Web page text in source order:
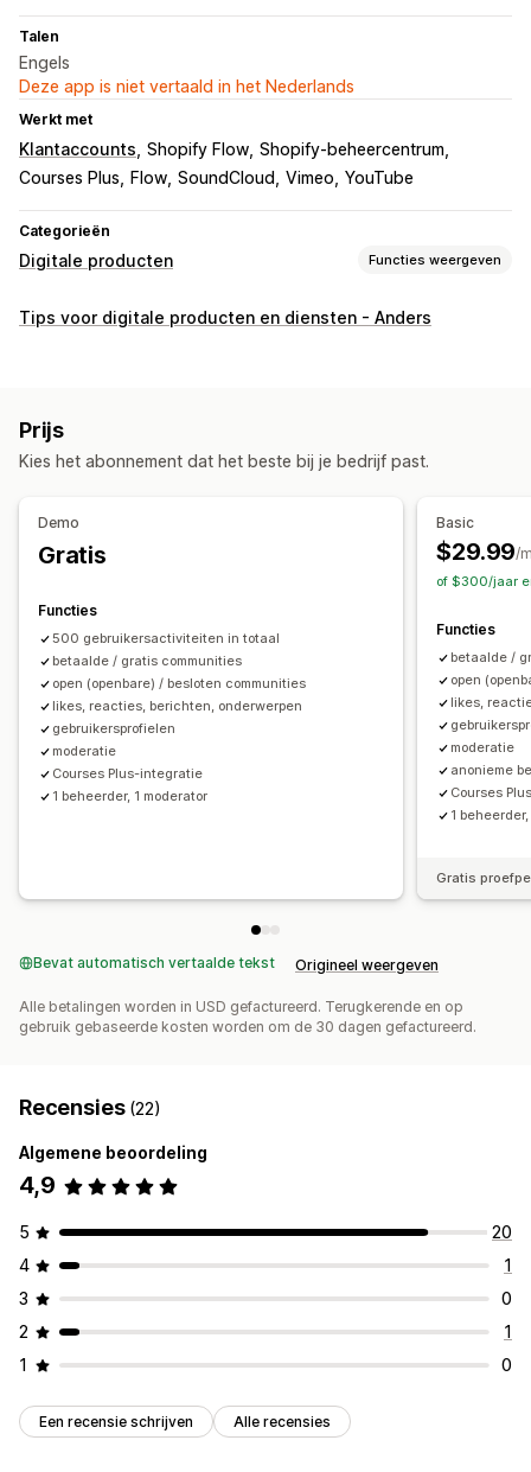
Talen
Engels
Deze app is niet vertaald in het Nederlands
Werkt met
Klantaccounts Shopify Flow Shopify-beheercentrum
Courses Plus
Flow SoundCloud Vimeo YouTube
Categorieën
Digitale producten Functies weergeven
Producttypes
Tips voor digitale producten en diensten - Anders
Prijs
Kies het abonnement dat het beste bij je bedrijf past.
Demo
Gratis
Functies
500 gebruikersactiviteiten in totaal
betaalde / gratis communities
open (openbare) / besloten communities
likes, reacties, berichten, onderwerpen
gebruikersprofielen
moderatie
Courses Plus-integratie
1 beheerder, 1 moderator
Basic
$29.99/
of $300/jaar
Functies
betaalde /
open
likes,
moderatie
anonieme
Courses
1
Gratis
Bevat automatisch vertaalde tekst Origineel weergeven
Alle betalingen worden in USD gefactureerd. Terugkerende en op
gebruik gebaseerde kosten worden om de 30 dagen gefactureerd.
Recensies (22)
Algemene beoordeling
4,9
5
20
4
1
3
0
2
1
1
0
Een recensie schrijven Alle recensies